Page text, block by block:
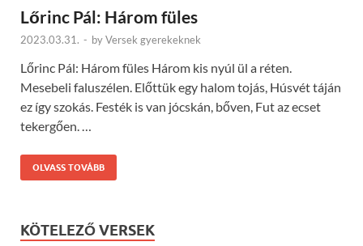
Lőrinc Pál: Három füles
2023.03.31. - byVersek gyerekeknek
Lőrinc Pál: Három füles Három kis nyúl ül a réten.
Mesebeli faluszélen. Előttük egy halom tojás, Húsvét táján
ez így szokás. Festék is van jócskán, bőven, Fut az ecset
tekergően. …
OLVASS TOVÁBB
KÖTELEZŐ VERSEK